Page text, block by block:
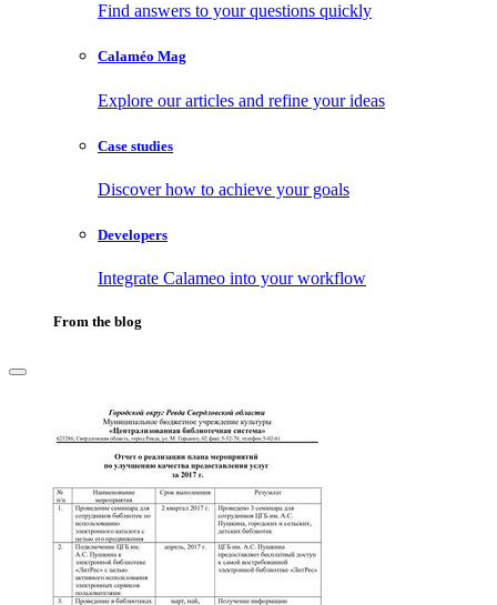
Find answers to your questions quickly
Calaméo Mag
Explore our articles and refine your ideas
Case studies
Discover how to achieve your goals
Developers
Integrate Calameo into your workflow
From the blog